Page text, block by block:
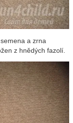
a zrna
z hnědých fazolí.